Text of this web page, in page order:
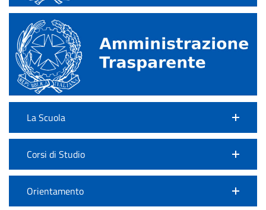
La Scuola
Corsi di Studio
Orientamento